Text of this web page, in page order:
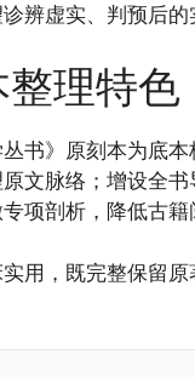
辨虚实、判预后
理特色
书》原刻本为底
文脉络；增设全
项剖析，降低古籍
用，既完整保留